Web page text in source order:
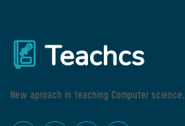
Teachcs
New aproach in teaching Computer science.